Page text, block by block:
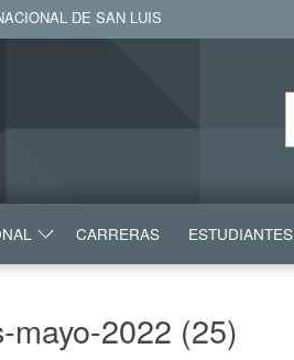
DE SAN LUIS
CARRERAS ESTUDIANTES
mayo-2022 (25)